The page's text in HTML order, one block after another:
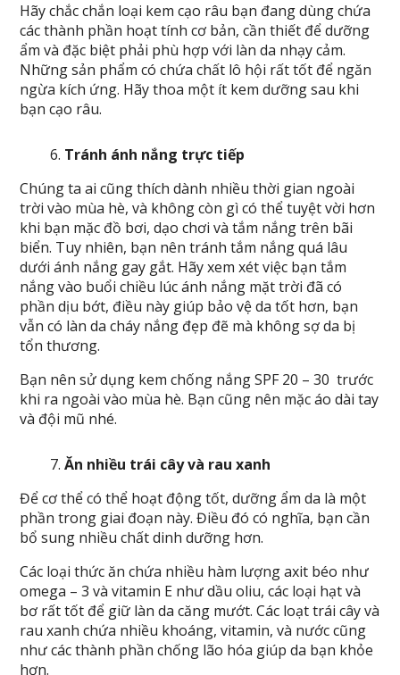
Hãy chắc chắn loại kem cạo râu bạn đang dùng chứa
các thành phần hoạt tính cơ bản, cần thiết để dưỡng
ẩm và đặc biệt phải phù hợp với làn da nhạy cảm.
Những sản phẩm có chứa chất lô hội rất tốt để ngăn
ngừa kích ứng. Hãy thoa một ít kem dưỡng sau khi
bạn cạo râu.
Tránh ánh nắng trực tiếp
Chúng ta ai cũng thích dành nhiều thời gian ngoài
trời vào mùa hè, và không còn gì có thể tuyệt vời hơn
khi bạn mặc đồ bơi, dạo chơi và tắm nắng trên bãi
biển. Tuy nhiên, bạn nên tránh tắm nắng quá lâu
dưới ánh nắng gay gắt. Hãy xem xét việc bạn tắm
nắng vào buổi chiều lúc ánh nắng mặt trời đã có
phần dịu bớt, điều này giúp bảo vệ da tốt hơn, bạn
vẫn có làn da cháy nắng đẹp đẽ mà không sợ da bị
tổn thương.
Bạn nên sử dụng kem chống nắng SPF 20 – 30 trước
khi ra ngoài vào mùa hè. Bạn cũng nên mặc áo dài tay
và đội mũ nhé.
Ăn nhiều trái cây và rau xanh
Để cơ thể có thể hoạt động tốt, dưỡng ẩm da là một
phần trong giai đoạn này. Điều đó có nghĩa, bạn cần
bổ sung nhiều chất dinh dưỡng hơn.
Các loại thức ăn chứa nhiều hàm lượng axit béo như
omega – 3 và vitamin E như dầu oliu, các loại hạt và
bơ rất tốt để giữ làn da căng mướt. Các loạt trái cây và
rau xanh chứa nhiều khoáng, vitamin, và nước cũng
như các thành phần chống lão hóa giúp da bạn khỏe
hơn.